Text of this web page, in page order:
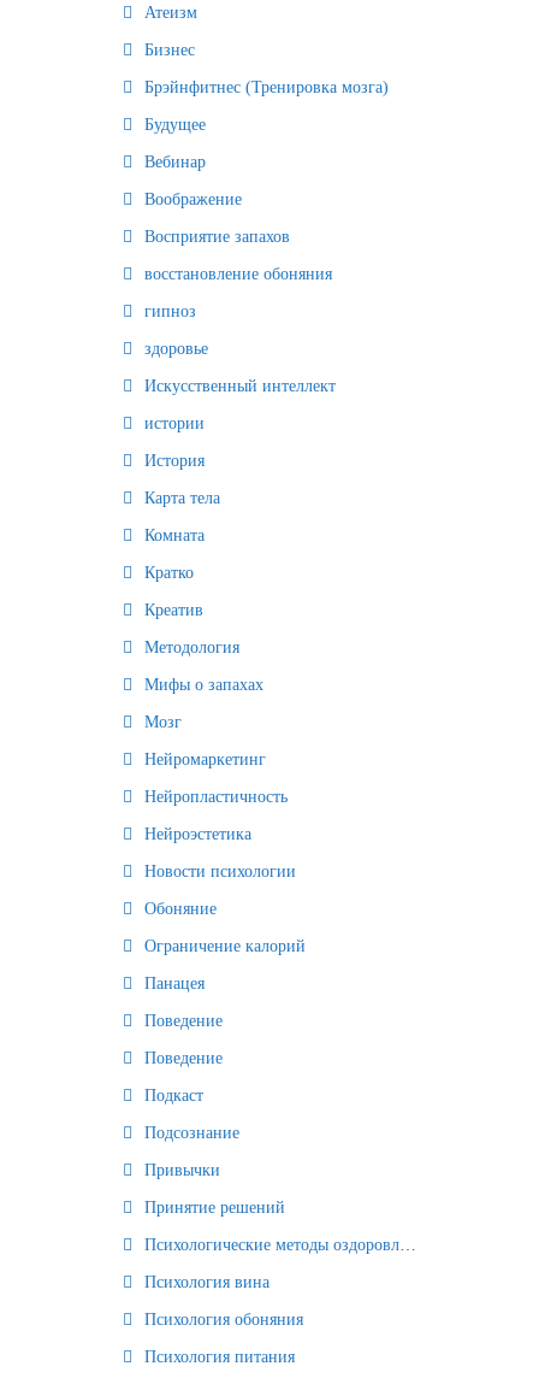
Атеизм
Бизнес
Брэйнфитнес (Тренировка мозга)
Будущее
Вебинар
Воображение
Восприятие запахов
восстановление обоняния
гипноз
здоровье
Искусственный интеллект
истории
История
Карта тела
Комната
Кратко
Креатив
Методология
Мифы о запахах
Мозг
Нейромаркетинг
Нейропластичность
Нейроэстетика
Новости психологии
Обоняние
Ограничение калорий
Панацея
Поведение
Поведение
Подкаст
Подсознание
Привычки
Принятие решений
Психологические методы оздоровления и омоложения
Психология вина
Психология обоняния
Психология питания